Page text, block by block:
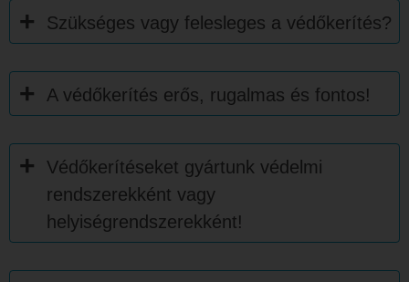
Szükséges vagy felesleges a védőkerítés?
A védőkerítés erős, rugalmas és fontos!
Védőkerítéseket gyártunk védelmi
rendszerekként vagy
helyiségrendszerekként!